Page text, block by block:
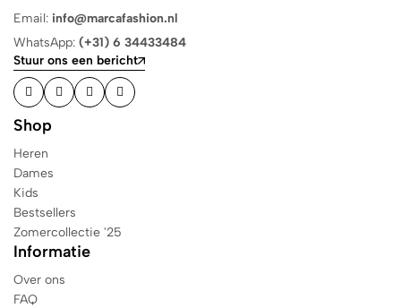
Email: info@marcafashion.nl
WhatsApp: (+31) 6 34433484
Stuur ons een bericht
Shop
Heren
Dames
Kids
Bestsellers
Zomercollectie '25
Informatie
Over ons
FAQ